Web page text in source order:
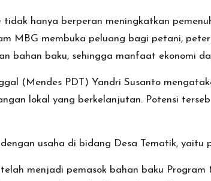
hanya berperan meningkatkan
MBG membuka peluang bagi petani,
bahan baku, sehingga manfaat ekonomi
(Mendes PDT) Yandri Susanto
lokal yang berkelanjutan. Potensi
usaha di bidang Desa Tematik, yaitu
menjadi pemasok bahan baku